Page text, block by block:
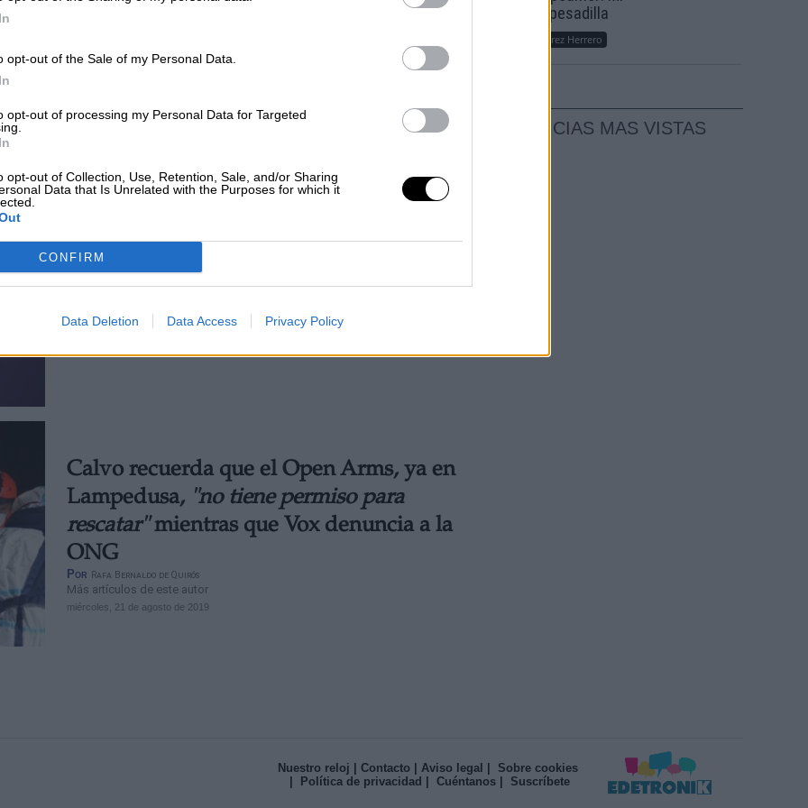
opt-out of the Sale of my Personal Data.
opt-out of processing my Personal Data for Targeted
opt-out of Collection, Use, Retention, Sale, and/or Sharing
Data that Is Unrelated with the Purposes for which it
CONFIRM
Data Deletion Data Access Privacy Policy
Carmen Calvo lamenta que el
Open
está preparado para que venga"
lunes, 19 de agosto de 2019
Podemos asegura que la decisión del
Open Arms ""llega demasiado tarde""
Más artículos de este autor
Calvo recuerda que el Open Arms, ya en
Lampedusa, "no tiene permiso para
rescatar"mientras que Vox denuncia a la
ONG
Por Rafa Bernaldo de Quirós
Más artículos de este autor
miércoles, 21 de agosto de 2019
sueño, mi pesadilla
María Pérez Herrero
NOTICIAS MAS VISTAS
Nuestro reloj | Contacto| Aviso legal | Sobre cookies
| Política de privacidad | Cuéntanos| Suscríbete